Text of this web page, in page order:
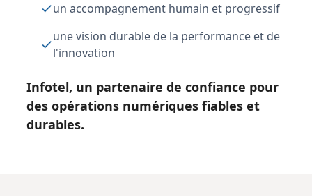
un accompagnement humain et progressif
une vision durable de la performance et de
l'innovation
Infotel, un partenaire de confiance pour
des opérations numériques fiables et
durables.